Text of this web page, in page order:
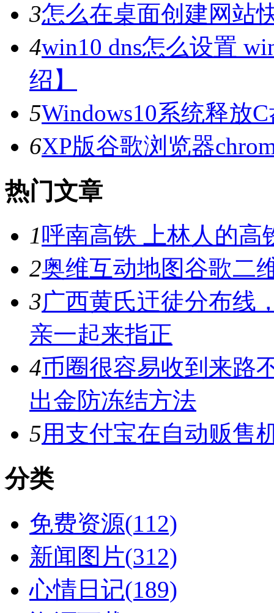
3怎么在桌面创建网站
4win10 dns怎么设置
绍】
5Windows10系统释放
6XP版谷歌浏览器
热门文章
1呼南高铁 上林人的高
2奥维互动地图谷歌二
3广西黄氏迀徒分布线
亲一起来指正
4币圈很容易收到来路
出金防冻结方法
5用支付宝在自动贩售
分类
免费资源(112)
新闻图片(312)
心情日记(189)